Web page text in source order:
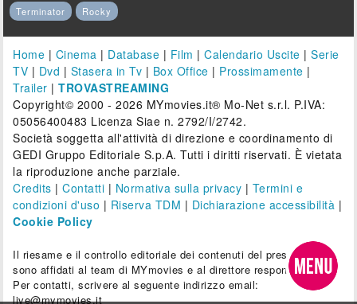
Terminator
Rocky
Home | Cinema | Database | Film |Calendario Uscite |Serie
TV | Dvd | Stasera in Tv | Box Office | Prossimamente |
Trailer |TROVASTREAMING
Copyright© 2000 - 2026 MYmovies.it® Mo-Net s.r.l. P.IVA:
05056400483 Licenza Siae n. 2792/I/2742.
Società soggetta all'attività di direzione e coordinamento di
GEDI Gruppo Editoriale S.p.A. Tutti i diritti riservati. È vietata
la riproduzione anche parziale.
Credits |Contatti | Normativa sulla privacy | Termini e
condizioni d'uso | Riserva TDM | Dichiarazione accessibilità |
Cookie Policy
Il riesame e il controllo editoriale dei contenuti del presente sito
sono affidati al team di MYmovies e al direttore responsabile.
Per contatti, scrivere al seguente indirizzo email:
live@mymovies.it